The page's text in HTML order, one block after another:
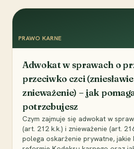
PRAWO KARNE
Adwokat w sprawach o
przeciwko czci
znieważenie) – jak
potrzebujesz
Czym zajmuje się adwokat w
(art. 212 k.k.) i znieważenie (art.
polega oskarżenie prywatne, jakie